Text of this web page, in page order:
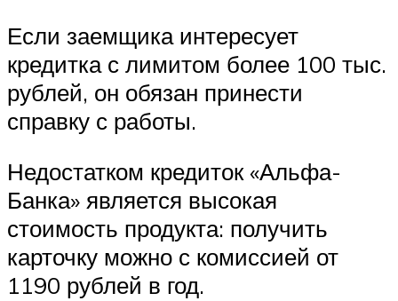
Если заемщика интересует
кредитка с лимитом более 100 тыс.
рублей, он обязан принести
справку с работы.
Недостатком кредиток «Альфа-
Банка» является высокая
стоимость продукта: получить
карточку можно с комиссией от
1190 рублей в год.